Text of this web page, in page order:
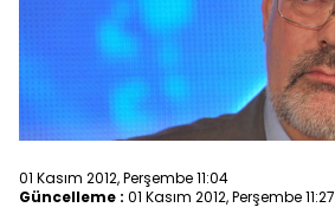
01 Kasım 2012, Perşembe 11:04
Güncelleme : 01 Kasım 2012, Perşembe 11:27